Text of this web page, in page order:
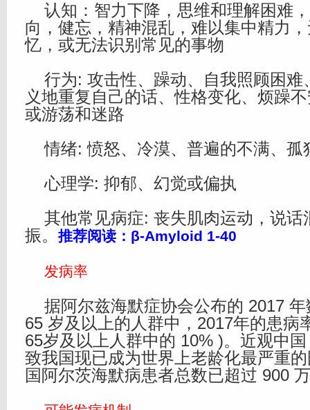
认知：智力下降，思维和理解困难
向，健忘，精神混乱，难以集中精力
忆，或无法识别常见的事物
行为: 攻击性、躁动、自我照顾困难
义地重复自己的话、性格变化、烦躁
或游荡和迷路
情绪: 愤怒、冷漠、普遍的不满、孤
心理学: 抑郁、幻觉或偏执
其他常见病症: 丧失肌肉运动，说话
振。 推荐阅读： β-Amyloid 1-40
发病率
据阿尔兹海默症协会公布的 2017 年
65 岁及以上的人群中，2017年的患病
65岁及以上人群中的 10% )。近观中
致我国现已成为世界上老龄化最严重
国阿尔茨海默病患者总数已超过 900